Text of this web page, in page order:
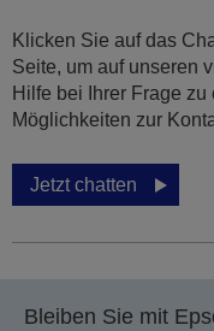
Klicken Sie auf das
Seite, um auf unseren
Hilfe bei Ihrer Frage
Möglichkeiten zur
Jetzt chatten
Bleiben Sie mit